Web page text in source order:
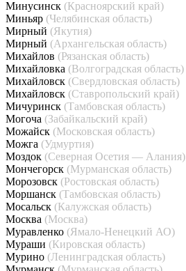
Минусинск (Красноярский край)
Миньяр (Челябинская область)
Мирный (Якутия)
Мирный (Архангельская область)
Михайлов (Рязанская область)
Михайловка (Волгоградская область)
Михайловск (Свердловская область)
Михайловск (Ставропольский край)
Мичуринск (Тамбовская область)
Могоча (Забайкальский край)
Можайск (Московская область)
Можга (Удмуртия)
Моздок (Северная Осетия — Алания)
Мончегорск (Мурманская область)
Морозовск (Ростовская область)
Моршанск (Тамбовская область)
Мосальск (Калужская область)
Москва (Москва)
Муравленко (Ямало-Ненецкий АО)
Мураши (Кировская область)
Мурино (Ленинградская область)